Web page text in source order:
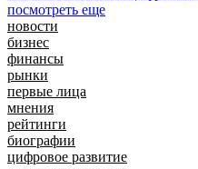
посмотреть еще
новости
бизнес
финансы
рынки
первые лица
мнения
рейтинги
биографии
цифровое развитие